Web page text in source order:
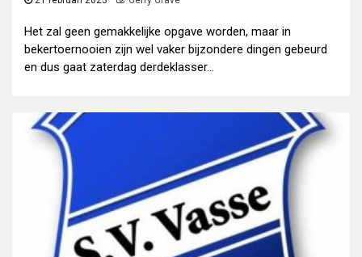
Het zal geen gemakkelijke opgave worden, maar in
bekertoernooien zijn wel vaker bijzondere dingen gebeurd
en dus gaat zaterdag derdeklasser...